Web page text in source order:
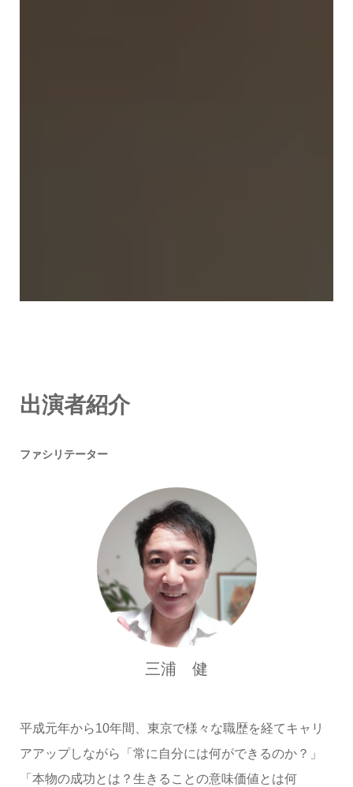
出演者紹介
ファシリテーター
三浦 健
平成元年から10年間、東京で様々な職歴を経てキャリ
アアップしながら「常に自分には何ができるのか？」
「本物の成功とは？生きることの意味価値とは何